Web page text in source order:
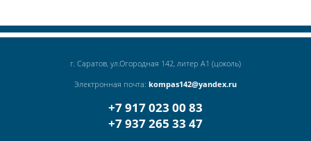
г. Саратов, ул.Огородная 142, литер А1 (цоколь)
Электронная почта: kompas142@yandex.ru
+7 917 023 00 83
+7 937 265 33 47